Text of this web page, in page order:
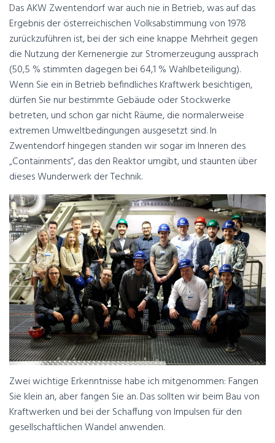
Das AKW Zwentendorf war auch nie in Betrieb, was auf das
Ergebnis der österreichischen Volksabstimmung von 1978
zurückzuführen ist, bei der sich eine knappe Mehrheit gegen
die Nutzung der Kernenergie zur Stromerzeugung aussprach
(50,5 % stimmten dagegen bei 64,1 % Wahlbeteiligung).
Wenn Sie ein in Betrieb befindliches Kraftwerk besichtigen,
dürfen Sie nur bestimmte Gebäude oder Stockwerke
betreten, und schon gar nicht Räume, die normalerweise
extremen Umweltbedingungen ausgesetzt sind. In
Zwentendorf hingegen standen wir sogar im Inneren des
„Containments“, das den Reaktor umgibt, und staunten über
dieses Wunderwerk der Technik.
Zwei wichtige Erkenntnisse habe ich mitgenommen: Fangen
Sie klein an, aber fangen Sie an. Das sollten wir beim Bau von
Kraftwerken und bei der Schaffung von Impulsen für den
gesellschaftlichen Wandel anwenden.